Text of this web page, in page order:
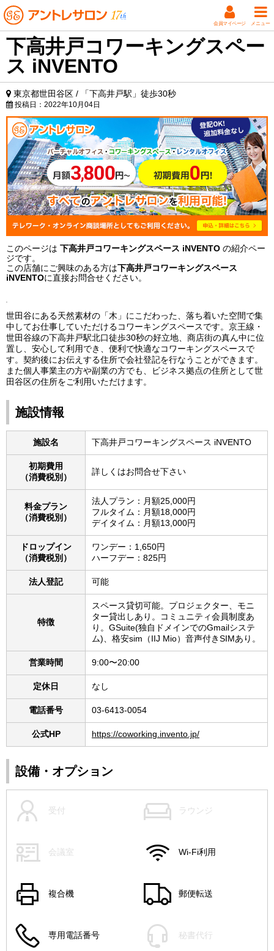
会員マイページ メニュー
下高井戸コワーキングスペー
ス iNVENTO
東京都世田谷区 / 「下高井戸駅」徒歩30秒
投稿日： 2022年10月04日
このページは 下高井戸コワーキングスペース iNVENTO の紹介ペー
ジです。
この店舗にご興味のある方は下高井戸コワーキングスペース
iNVENTOに直接お問合せください。
世田谷にある天然素材の「木」にこだわった、落ち着いた空間で集
中してお仕事していただけるコワーキングスペースです。京王線・
世田谷線の下高井戸駅北口徒歩30秒の好立地、商店街の真ん中に位
置し、安心して利用でき、便利で快適なコワーキングスペースで
す。契約後にお伝えする住所で会社登記を行なうことができます。
また個人事業主の方や副業の方でも、ビジネス拠点の住所として世
田谷区の住所をご利用いただけます。
施設情報
施設名 下高井戸コワーキングスペース iNVENTO
初期費用
（消費税別）
詳しくはお問合せ下さい
料金プラン
（消費税別）
法人プラン：月額25,000円
フルタイム：月額18,000円
デイタイム：月額13,000円
ドロップイン
（消費税別）
ワンデー：1,650円
ハーフデー：825円
法人登記 可能
特徴
スペース貸切可能。プロジェクター、モニ
ター貸出しあり。コミュニティ会員制度あ
り。GSuite(独自ドメインでのGmailシステ
ム)、格安sim（IIJ Mio）音声付きSIMあり。
営業時間 9:00〜20:00
定休日 なし
電話番号 03-6413-0054
公式HP https://coworking.invento.jp/
設備・オプション
受付 ラウンジ
会議室 Wi-Fi利用
複合機 郵便転送
専用電話番号 秘書代行